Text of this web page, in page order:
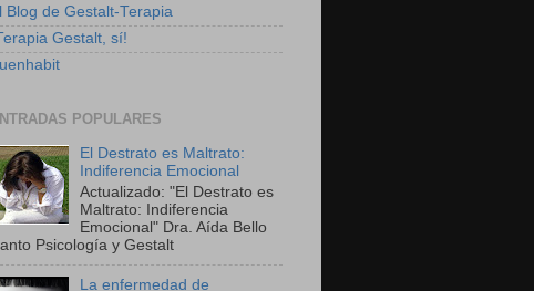
Blog de Gestalt-Terapia
Gestalt, sí!
POPULARES
El Destrato es Maltrato:
Indiferencia Emocional
Actualizado: "El Destrato es
Maltrato: Indiferencia
Emocional" Dra. Aída Bello
Psicología y Gestalt
La enfermedad de